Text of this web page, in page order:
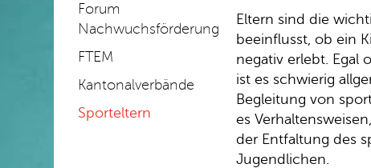
Forum
Nachwuchsförderung
FTEM
Kantonalverbände
Sporteltern
Eltern sind die
beeinflusst, ob ein
negativ erlebt. Egal
ist es schwierig
Begleitung von
es
der Entfaltung des
Jugendlichen.